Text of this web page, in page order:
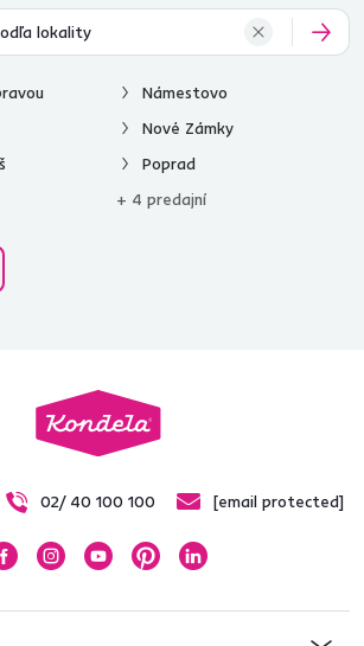
Námestovo
Nové Zámky
Poprad
+ 4 predajní
02/ 40 100 100 [email protected]